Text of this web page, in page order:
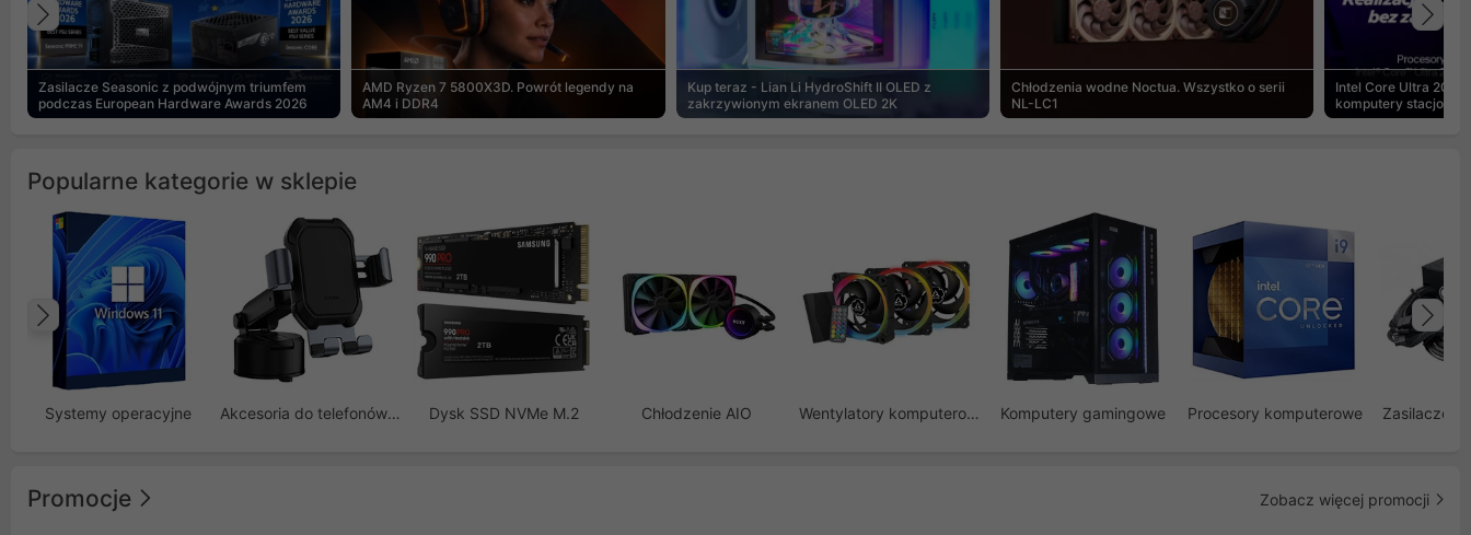
Zasilacze Seasonic z podwójnym triumfem
podczas European Hardware Awards 2026
AMD Ryzen 7 5800X3D. Powrót legendy na
AM4 i DDR4
Kup teraz - Lian Li HydroShift II OLED z
zakrzywionym ekranem OLED 2K
Chłodzenia wodne Noctua. Wszystko o serii
NL-LC1
Intel Core Ultra 200S
komputery
Poprzedni
Popularne kategorie w sklepie
Systemy operacyjne Akcesoria do telefonów GSM Dysk SSD NVMe M.2 Chłodzenie AIO Wentylatory komputerowe Komputery gamingowe Procesory komputerowe Zasilacze
Poprzedni
Promocje Zobacz więcej promocji